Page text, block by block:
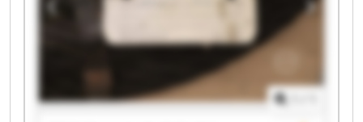
GmbH D&M Absaugtechnik GmbH D&M
Absaugtechnik GmbH D&M Absaugtechnik